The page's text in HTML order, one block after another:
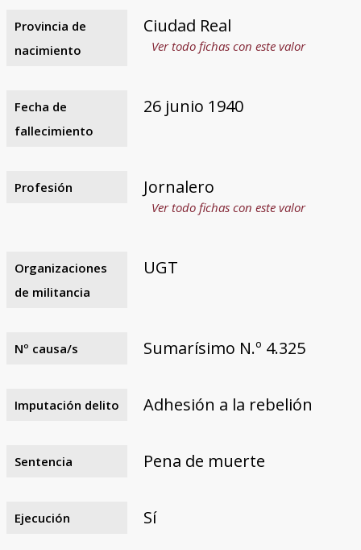
Provincia de
nacimiento
Ciudad Real
Ver todo fichas con este valor
Fecha de
fallecimiento
26 junio 1940
Profesión Jornalero
Ver todo fichas con este valor
Organizaciones
de militancia
UGT
Nº causa/s Sumarísimo N.º 4.325
Imputación delito Adhesión a la rebelión
Sentencia Pena de muerte
Ejecución Sí